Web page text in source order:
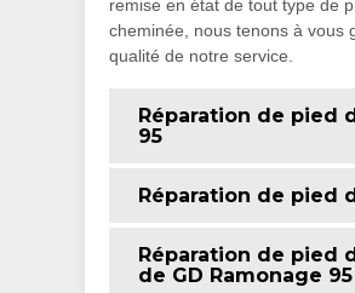
remise en état de tout type de
cheminée, nous tenons à vous
qualité de notre service.
Réparation de pied
95
Réparation de pied
Réparation de pied
de GD Ramonage 95